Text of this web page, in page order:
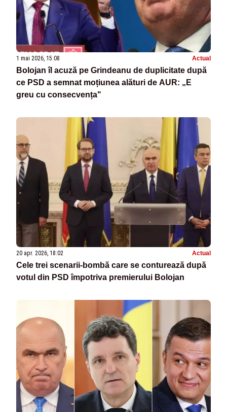
1 mai 2026, 15:08 Actual
Bolojan îl acuză pe Grindeanu de duplicitate după
ce PSD a semnat moțiunea alături de AUR: „E
greu cu consecvența"
20 apr. 2026, 18:02 Actual
Cele trei scenarii-bombă care se conturează după
votul din PSD împotriva premierului Bolojan